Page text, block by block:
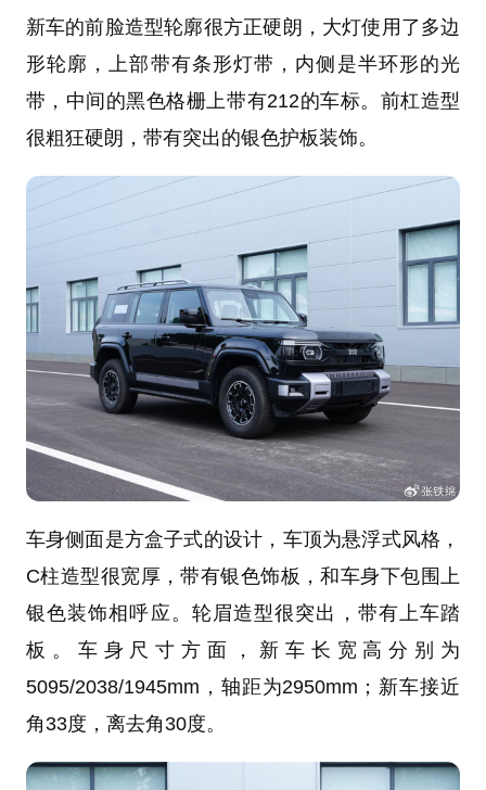
新车的前脸造型轮廓很方正硬朗，大灯使用了多边
形轮廓，上部带有条形灯带，内侧是半环形的光
带，中间的黑色格栅上带有212的车标。前杠造型
很粗狂硬朗，带有突出的银色护板装饰。
车身侧面是方盒子式的设计，车顶为悬浮式风格，
C柱造型很宽厚，带有银色饰板，和车身下包围上
银色装饰相呼应。轮眉造型很突出，带有上车踏
板。车身尺寸方面，新车长宽高分别为
5095/2038/1945mm，轴距为2950mm；新车接近
角33度，离去角30度。